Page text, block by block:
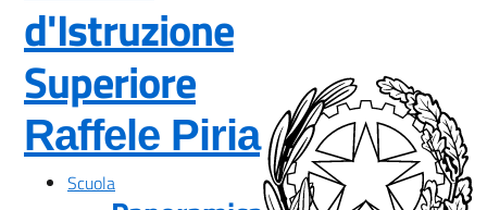
d'Istruzione
Superiore
Raffele Piria— Visita la
Scuola